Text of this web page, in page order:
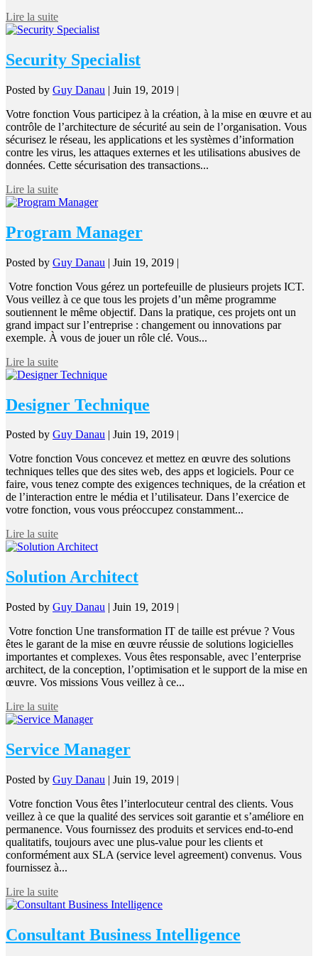
Lire la suite
Security Specialist
Posted by Guy Danau | Juin 19, 2019 |
Votre fonction Vous participez à la création, à la mise en œuvre et au
contrôle de l’architecture de sécurité au sein de l’organisation. Vous
sécurisez le réseau, les applications et les systèmes d’information
contre les virus, les attaques externes et les utilisations abusives de
données. Cette sécurisation des transactions...
Lire la suite
Program Manager
Posted by Guy Danau | Juin 19, 2019 |
Votre fonction Vous gérez un portefeuille de plusieurs projets ICT.
Vous veillez à ce que tous les projets d’un même programme
soutiennent le même objectif. Dans la pratique, ces projets ont un
grand impact sur l’entreprise : changement ou innovations par
exemple. À vous de jouer un rôle clé. Vous...
Lire la suite
Designer Technique
Posted by Guy Danau Juin 19, 2019
Votre fonction Vous concevez et mettez en œuvre des solutions
techniques telles que des sites web, des apps et logiciels. Pour ce
faire, vous tenez compte des exigences techniques, de la création et
de l’interaction entre le média et l’utilisateur. Dans l’exercice de
votre fonction, vous vous préoccupez constamment...
Lire la suite
Solution Architect
Posted by Guy Danau | Juin 19, 2019 |
Votre fonction Une transformation IT de taille est prévue ? Vous
êtes le garant de la mise en œuvre réussie de solutions logicielles
importantes et complexes. Vous êtes responsable, avec l’enterprise
architect, de la conception, l’optimisation et le support de la mise en
œuvre. Vos missions Vous veillez à ce...
Lire la suite
Service Manager
Posted by Guy Danau | Juin 19, 2019 |
Votre fonction Vous êtes l’interlocuteur central des clients. Vous
veillez à ce que la qualité des services soit garantie et s’améliore en
permanence. Vous fournissez des produits et services end-to-end
qualitatifs, toujours avec une plus-value pour les clients et
conformément aux SLA (service level agreement) convenus. Vous
fournissez à...
Lire la suite
Consultant Business Intelligence